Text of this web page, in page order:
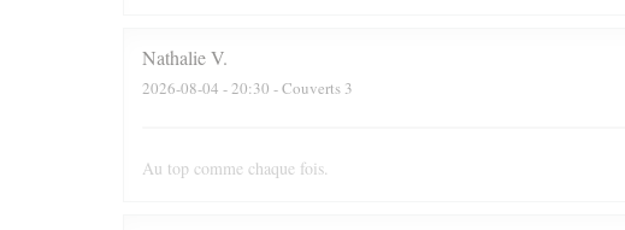
NathalieV
2026-08-04 - 20:30 - Couverts 3
Au top comme chaque fois.